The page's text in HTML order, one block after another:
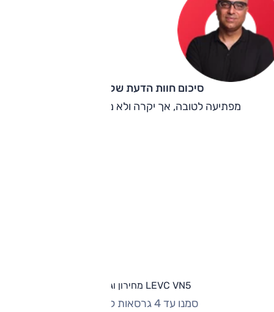
סיכום חוות הדעת של קינן כהן
מפתיעה לטובה, אך יקרה ולא מתאימה לכל אחד.
LEVC VN5 מחירון וגרסאות
סמנו עד 4 גרסאות להשוואה